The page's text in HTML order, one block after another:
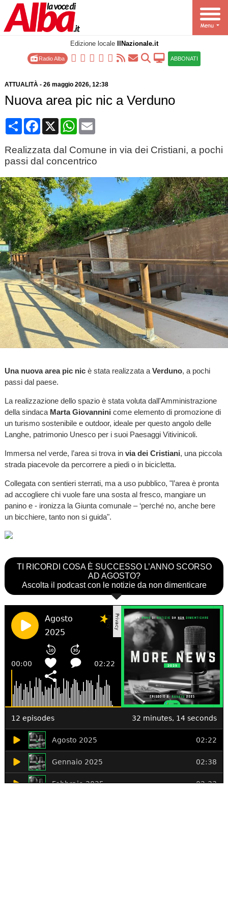
Edizione locale IlNazionale.it
Radio Alba ABBONATI
ATTUALITÀ- 26 maggio 2026, 12:38
Nuova area pic nic a Verduno
CondividiFacebook
X WhatsApp
Email
Realizzata dal Comune in via dei Cristiani, a pochi
passi dal concentrico
Una nuova area pic nicè stata realizzata a Verduno, a pochi
passi dal paese.
La realizzazione dello spazio è stata voluta dall'Amministrazione
della sindaca Marta Giovannini come elemento di promozione di
un turismo sostenibile e outdoor, ideale per questo angolo delle
Langhe, patrimonio Unesco per i suoi Paesaggi Vitivinicoli.
Immersa nel verde, l’area si trova in via dei Cristiani, una piccola
strada piacevole da percorrere a piedi o in bicicletta.
Collegata con sentieri sterrati, ma a uso pubblico, "l’area è pronta
ad accogliere chi vuole fare una sosta al fresco, mangiare un
panino e - ironizza la Giunta comunale – ‘perché no, anche bere
un bicchiere, tanto non si guida".
TI RICORDI COSA È SUCCESSO L’ANNO SCORSO
AD AGOSTO?
Ascolta il podcast con le notizie da non dimenticare